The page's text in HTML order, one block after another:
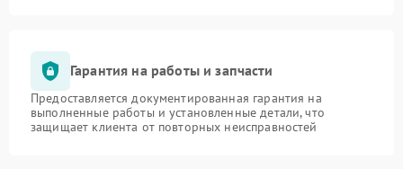
Гарантия на работы и запчасти
Предоставляется документированная гарантия на
выполненные работы и установленные детали, что
защищает клиента от повторных неисправностей